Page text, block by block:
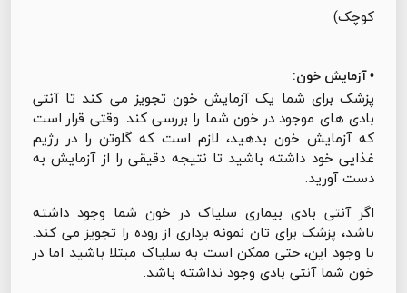
کوچک)
• آزمایش خون:
پزشک برای شما یک آزمایش خون تجویز می کند تا آنتی
بادی های موجود در خون شما را بررسی کند. وقتی قرار است
که آزمایش خون بدهید، لازم است که گلوتن را در رژیم
غذایی خود داشته باشید تا نتیجه دقیقی را از آزمایش به
دست آورید.
اگر آنتی بادی بیماری سلیاک در خون شما وجود داشته
باشد، پزشک برای تان نمونه برداری از روده را تجویز می کند.
با وجود این، حتی ممکن است به سلیاک مبتلا باشید اما در
خون شما آنتی بادی وجود نداشته باشد.